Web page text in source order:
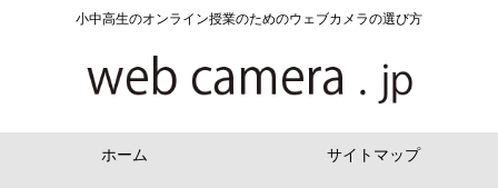
小中高生のオンライン授業のためのウェブカメラの選び方
ホーム サイトマップ